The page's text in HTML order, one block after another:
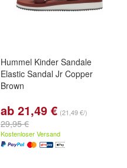
Hummel Kinder Sandale
Elastic Sandal Jr Copper
Brown
ab 21,49 € (21,49 €/)
29,95 €
Kostenloser Versand